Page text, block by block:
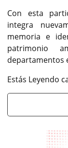
Con esta
integra
memoria e
patrimonio
departamentos
Estás Leyendo